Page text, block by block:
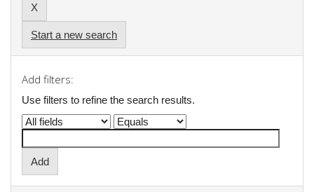
Start a new search
Add filters:
Use filters to refine the search results.